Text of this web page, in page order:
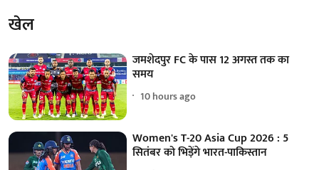
खेल
जमशेदपुर FC के पास 12 अगस्त तक का
समय
10 hours ago
Women's T-20 Asia Cup 2026 : 5
सितंबर को भिड़ेंगे भारत-पाकिस्तान